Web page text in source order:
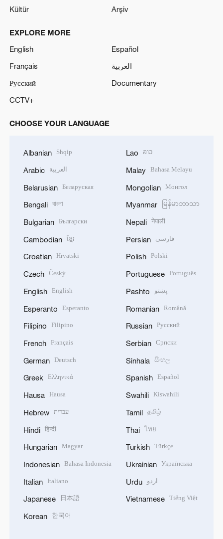
Kültür
Arşiv
EXPLORE MORE
English
Español
Français
العربية
Русский
Documentary
CCTV+
CHOOSE YOUR LANGUAGE
Albanian Shqip
Arabic العربية
Belarusian Беларуская
Bengali বাংলা
Bulgarian Български
Cambodian ខ្មែរ
Croatian Hrvatski
Czech Český
English English
Esperanto Esperanto
Filipino Filipino
French Français
German Deutsch
Greek Ελληνικά
Hausa Hausa
Hebrew עברית
Hindi हिन्दी
Hungarian Magyar
Indonesian Bahasa Indonesia
Italian Italiano
Japanese 日本語
Korean 한국어
Lao ລາວ
Malay Bahasa Melayu
Mongolian Монгол
Myanmar မြန်မာဘာသာ
Nepali नेपाली
Persian فارسی
Polish Polski
Portuguese Português
Pashto پښتو
Romanian Română
Russian Русский
Serbian Српски
Sinhala සිංහල
Spanish Español
Swahili Kiswahili
Tamil தமிழ்
Thai ไทย
Turkish Türkçe
Ukrainian Українська
Urdu اردو
Vietnamese Tiếng Việt